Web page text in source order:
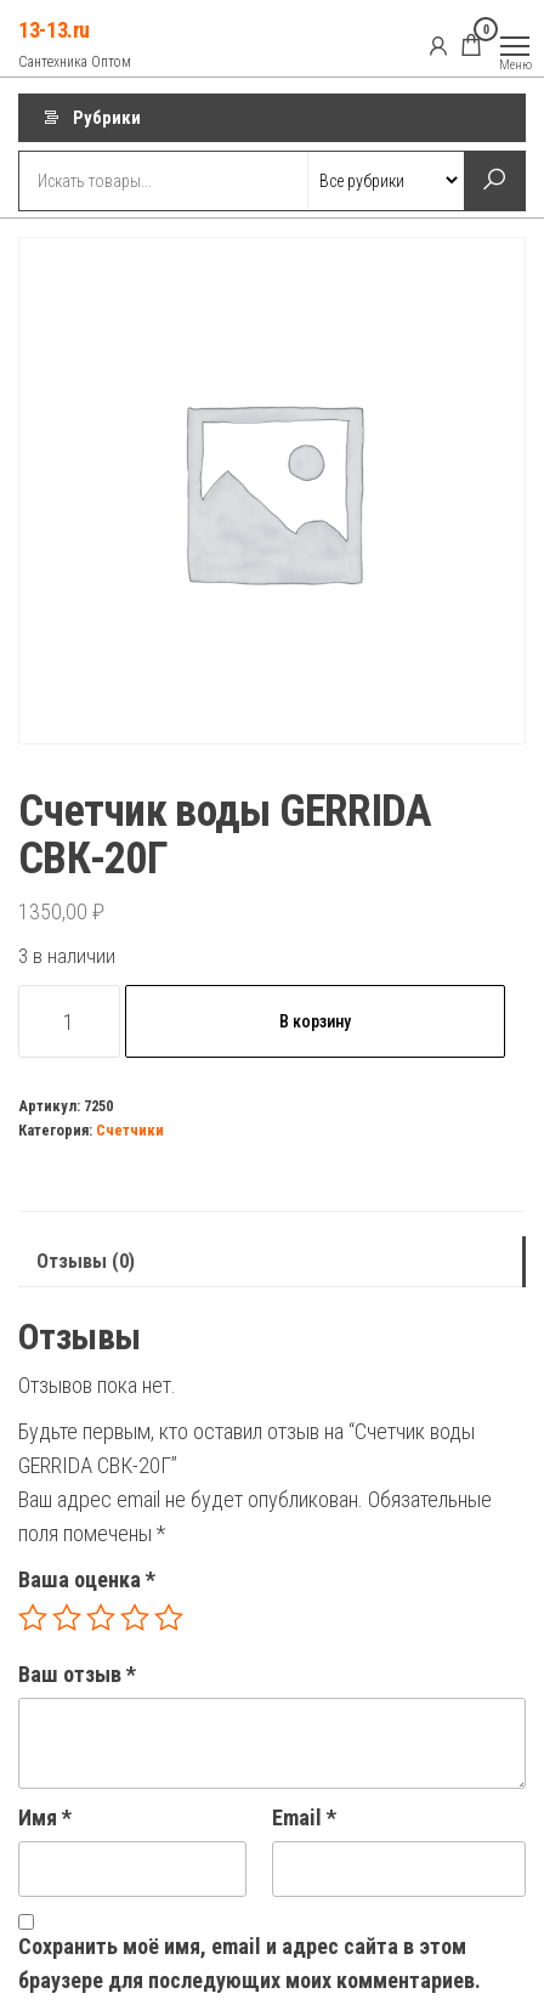
содержимому
13-13.ru
Сантехника Оптом
0
Меню
Рубрики
Счетчик воды GERRIDA
СВК-20Г
1350,00 ₽
3 в наличии
товара
воды
GERRIDA
В корзину
Артикул: 7250
Категория: Счетчики
Отзывы (0)
Отзывы
Отзывов пока нет.
Будьте первым, кто оставил отзыв на “Счетчик воды
GERRIDA СВК-20Г”
Ваш адрес email не будет опубликован. Обязательные
поля помечены *
Ваша оценка *
Ваш отзыв*
Имя * Email *
Сохранить моё имя, email и адрес сайта в этом
браузере для последующих моих комментариев.